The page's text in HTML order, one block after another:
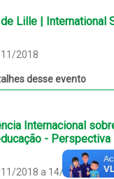
Lille | International
2018
desse evento
Internacional
- Perspectiva
2018 a 14/11/2018